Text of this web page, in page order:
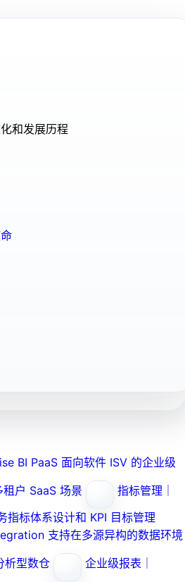
和发展历程
BI PaaS 面向软件 ISV 的企业级
户 SaaS 场景
指标管理｜
指标体系设计和 KPI 目标管理
支持在多源异构的数据环境
析型数仓
企业级报表｜